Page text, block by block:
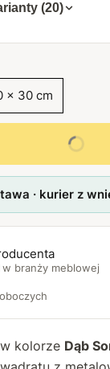
(20)
x 30 cm
Wybierz
· kurier z
branży meblowej
kolorze Dąb